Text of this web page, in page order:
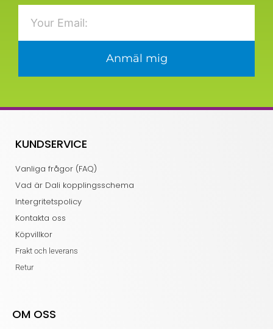
Anmäl mig
KUNDSERVICE
Vanliga frågor (FAQ)
Vad är Dali kopplingsschema
Intergritetspolicy
Kontakta oss
Köpvillkor
Frakt och leverans
Retur
OM OSS